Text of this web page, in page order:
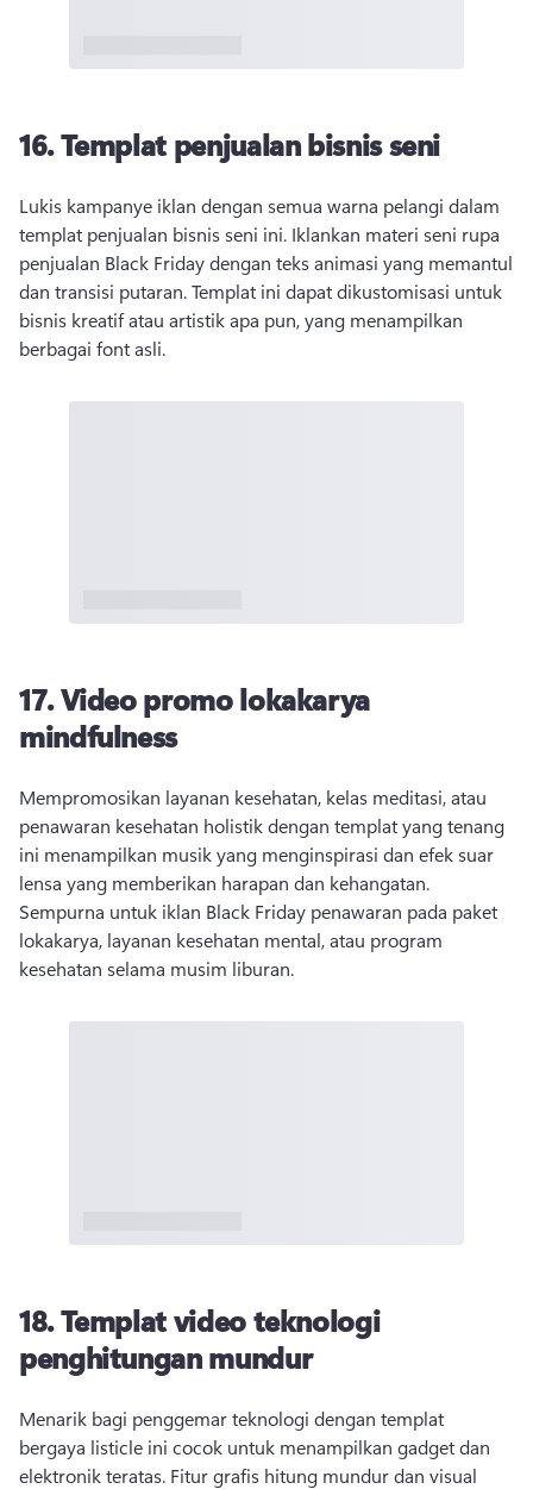
16. Templat penjualan bisnis seni
Lukis kampanye iklan dengan semua warna pelangi dalam
templat penjualan bisnis seni ini. Iklankan materi seni rupa
penjualan Black Friday dengan teks animasi yang memantul
dan transisi putaran. Templat ini dapat dikustomisasi untuk
bisnis kreatif atau artistik apa pun, yang menampilkan
berbagai font asli.
17. Video promo lokakarya
mindfulness
Mempromosikan layanan kesehatan, kelas meditasi, atau
penawaran kesehatan holistik dengan templat yang tenang
ini menampilkan musik yang menginspirasi dan efek suar
lensa yang memberikan harapan dan kehangatan.
Sempurna untuk iklan Black Friday penawaran pada paket
lokakarya, layanan kesehatan mental, atau program
kesehatan selama musim liburan.
18. Templat video teknologi
penghitungan mundur
Menarik bagi penggemar teknologi dengan templat
bergaya listicle ini cocok untuk menampilkan gadget dan
elektronik teratas. Fitur grafis hitung mundur dan visual